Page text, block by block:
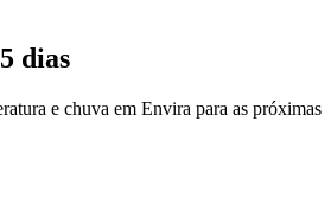
dias
e chuva em Envira para as próximas